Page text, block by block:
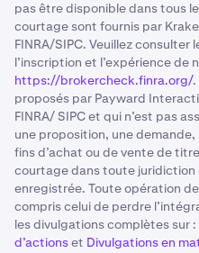
pas être disponible dans tous
courtage sont fournis par
FINRA/SIPC. Veuillez consulter
l’inscription et l’expérience
https://brokercheck.finra.org/.
proposés par Payward
FINRA/ SIPC et qui n’est pas
une proposition, une
fins d’achat ou de vente de
courtage dans toute juridiction
enregistrée. Toute opération
compris celui de perdre
les divulgations complètes sur :
d’actionset Divulgations en